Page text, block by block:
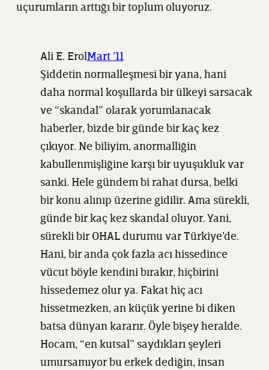
uçurumların arttığı bir toplum oluyoruz.
Ali E. ErolMart ’11
Şiddetin normalleşmesi bir yana, hani
daha normal koşullarda bir ülkeyi sarsacak
ve “skandal” olarak yorumlanacak
haberler, bizde bir günde bir kaç kez
çıkıyor. Ne biliyim, anormalliğin
kabullenmişliğine karşı bir uyuşukluk var
sanki. Hele gündem bi rahat dursa, belki
bir konu alınıp üzerine gidilir. Ama sürekli,
günde bir kaç kez skandal oluyor. Yani,
sürekli bir OHAL durumu var Türkiye’de.
Hani, bir anda çok fazla acı hissedince
vücut böyle kendini bırakır, hiçbirini
hissedemez olur ya. Fakat hiç acı
hissetmezken, an küçük yerine bi diken
batsa dünyan kararır. Öyle bişey heralde.
Hocam, “en kutsal” saydıkları şeyleri
umursamıyor bu erkek dediğin, insan